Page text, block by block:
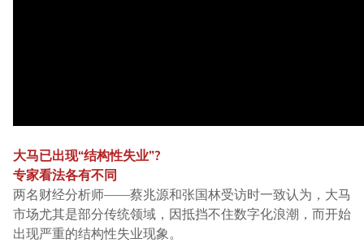
大马已出现“结构性失业”?
专家看法各有不同
两名财经分析师——蔡兆源和张国林受访时一致认为，大马
市场尤其是部分传统领域，因抵挡不住数字化浪潮，而开始
出现严重的结构性失业现象。